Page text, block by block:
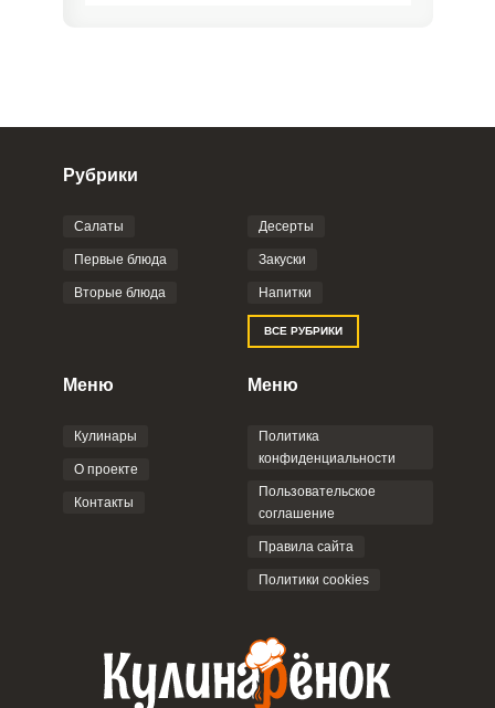
Фото до 4 шт, до 5 mb
Отправляя эту форму, вы соглашаетесь с
Политикой
Пользовательским
соглашением
Рубрики
Салаты
Первые блюда
Вторые блюда
Десерты
Закуски
Напитки
ВСЕ РУБРИКИ
Меню
Кулинары
О проекте
Контакты
Меню
Политика
конфиденциальности
Пользовательское
соглашение
Правила сайта
Политики cookies